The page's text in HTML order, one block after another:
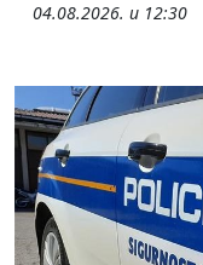
04.08.2026. u 12:30